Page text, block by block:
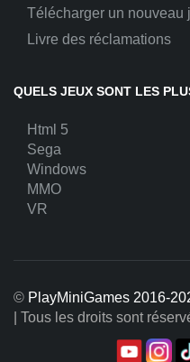
Télécharger un nouveau
Livre des réclamations
QUELS JEUX SONT LES
Html 5
Sega
Windows
MMO
VR
© PlayMiniGames 2016-
| Tous les droits sont